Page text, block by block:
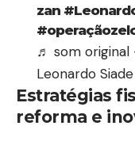
zan
♬ som original
Leonardo
Estratégias
reforma e